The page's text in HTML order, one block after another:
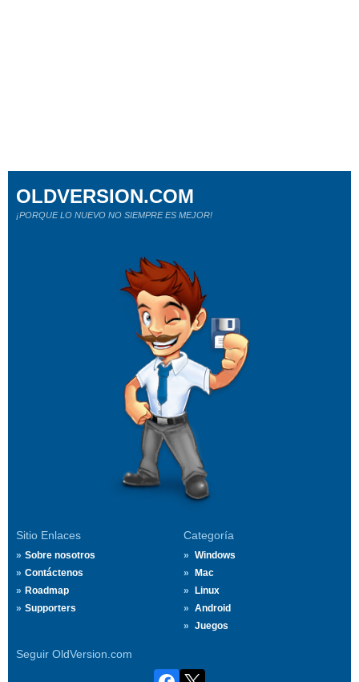
Sitio Enlaces
Sobre nosotros
Contáctenos
Roadmap
Supporters
Categoría
Windows
Mac
Linux
Android
Juegos
Seguir OldVersion.com
OLDVERSION.COM
¡PORQUE LO NUEVO NO SIEMPRE ES MEJOR!